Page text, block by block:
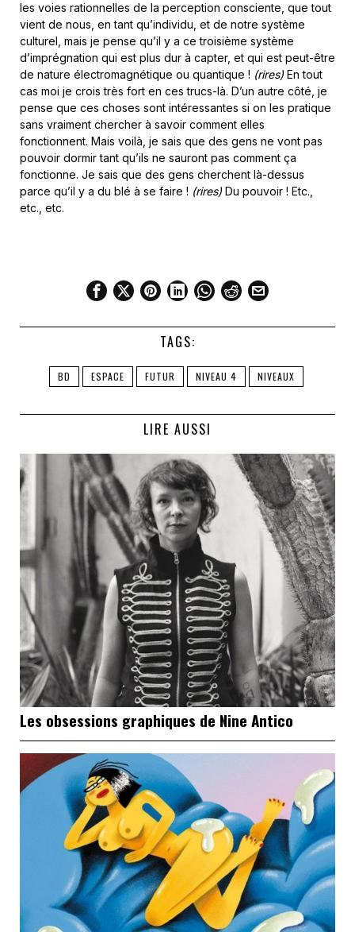
les voies rationnelles de la perception consciente, que tout
vient de nous, en tant qu’individu, et de notre système
culturel, mais je pense qu’il y a ce troisième système
d’imprégnation qui est plus dur à capter, et qui est peut-être
de nature électromagnétique ou quantique ! (rires) En tout
cas moi je crois très fort en ces trucs-là. D’un autre côté, je
pense que ces choses sont intéressantes si on les pratique
sans vraiment chercher à savoir comment elles
fonctionnent. Mais voilà, je sais que des gens ne vont pas
pouvoir dormir tant qu’ils ne sauront pas comment ça
fonctionne. Je sais que des gens cherchent là-dessus
parce qu’il y a du blé à se faire ! (rires) Du pouvoir ! Etc.,
etc., etc.
TAGS:
BD ESPACE FUTUR NIVEAU 4 NIVEAUX
LIRE AUSSI
Les obsessions graphiques de Nine Antico